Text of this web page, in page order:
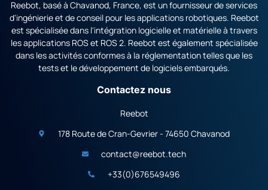
Reebot, basé à Chavanod, France, est un fournisseur de services
d'ingénierie et de conseil pour les applications robotiques. Reebot
est spécialisée dans l'intégration logicielle et matérielle à travers
les applications ROS et ROS 2. Reebot est également spécialisée
dans les activités conformes à la réglementation telles que les
tests et le développement de logiciels embarqués.
Contactez nous
Reebot
178 Route de Cran-Gevrier - 74650 Chavanod
contact@reebot.tech
+33(0)676549496